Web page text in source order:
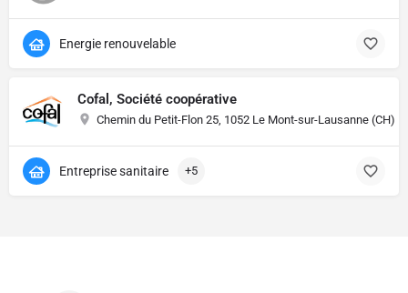
Energie renouvelable
Cofal, Société coopérative
Chemin du Petit-Flon 25, 1052 Le Mont-sur-Lausanne (CH)
Entreprise sanitaire +5